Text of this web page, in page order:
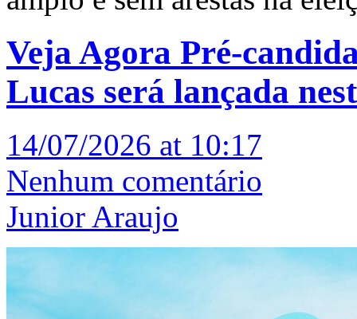
Veja Agora Pré-
Lucas será lançada
14/07/2026 at 10:17
Nenhum comentário
Junior Araujo